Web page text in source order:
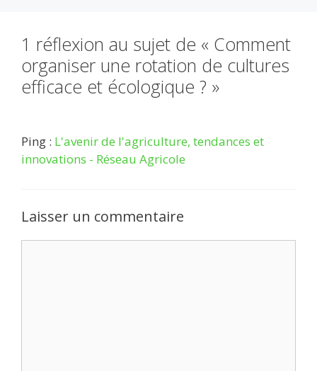
1 réflexion au sujet de « Comment
organiser une rotation de cultures
efficace et écologique ? »
Ping : L'avenir de l'agriculture, tendances et
innovations - Réseau Agricole
Laisser un commentaire